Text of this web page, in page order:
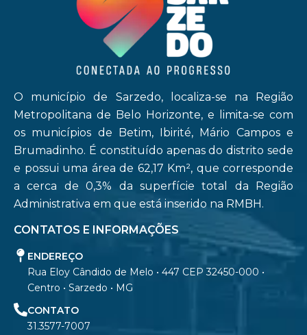
O município de Sarzedo, localiza-se na Região
Metropolitana de Belo Horizonte, e limita-se com
os municípios de Betim, Ibirité, Mário Campos e
Brumadinho. É constituído apenas do distrito sede
e possui uma área de 62,17 Km², que corresponde
a cerca de 0,3% da superfície total da Região
Administrativa em que está inserido na RMBH.
CONTATOS E INFORMAÇÕES
ENDEREÇO
Rua Eloy Cândido de Melo • 447 CEP 32450-000 •
Centro • Sarzedo • MG
CONTATO
31.3577-7007